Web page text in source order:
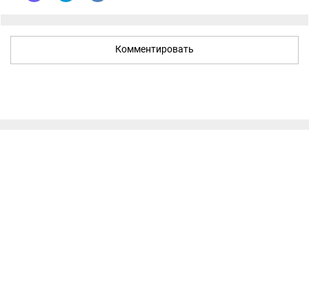
Комментировать